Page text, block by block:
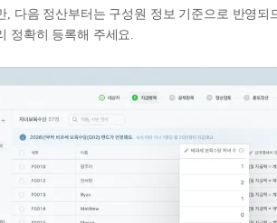
, 다음 정산부터는 구성원 정보 기준으로 반영되
정확히 등록해 주세요.